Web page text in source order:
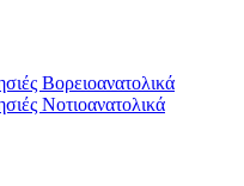
Βορειοανατολικά
Νοτιοανατολικά